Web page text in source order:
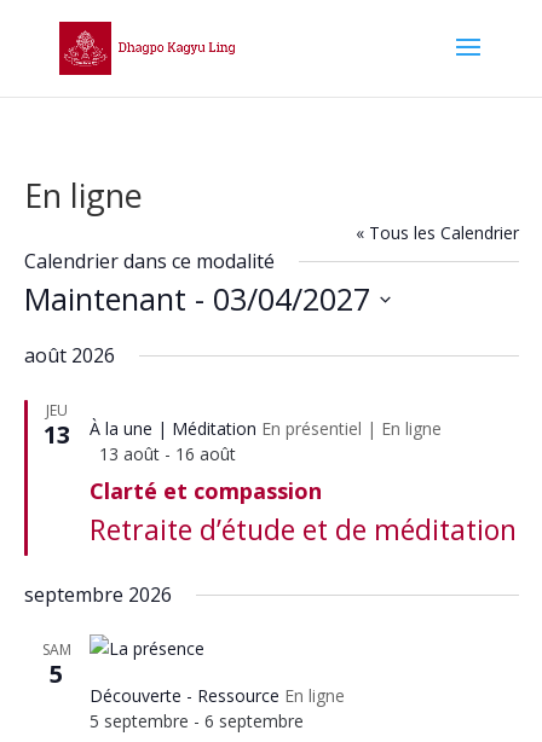
En ligne
« Tous les Calendrier
Calendrier dans ce modalité
Maintenant - 03/04/2027
une
août 2026
JEU
13 À la une Méditation En présentiel | En ligne
Mis
avant
13 août- 16 août
Clarté et compassion
Retraite d’étude et de méditation
septembre 2026
SAM
5
Découverte - Ressource En ligne
5 septembre - 6 septembre